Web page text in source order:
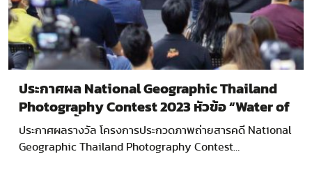
ประกาศผล National Geographic Thailand
Photography Contest 2023 หัวข้อ “Water of
Life สายน้ำแห่งชีวิต
ประกาศผลรางวัล โครงการประกวดภาพถ่ายสารคดี National
Geographic Thailand Photography Contest…